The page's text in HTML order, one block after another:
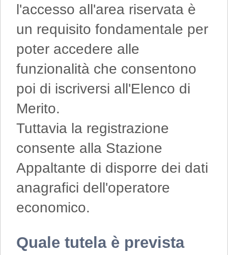
l'accesso all'area riservata è
un requisito fondamentale per
poter accedere alle
funzionalità che consentono
poi di iscriversi all'Elenco di
Merito.
Tuttavia la registrazione
consente alla Stazione
Appaltante di disporre dei dati
anagrafici dell'operatore
economico.
Quale tutela è prevista